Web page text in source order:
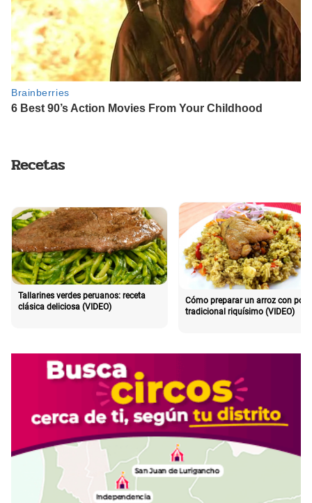
Recetas
Tallarines verdes peruanos: receta
clásica deliciosa (VIDEO)
Cómo preparar un arroz con pollo
tradicional riquísimo (VIDEO)